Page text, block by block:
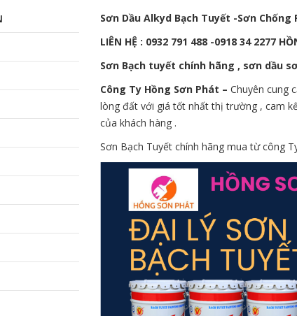
Sơn Dầu Alkyd Bạch Tuyết -Sơn
LIÊN HỆ : 0932 791 488 -0918 34 2277
Sơn Bạch tuyết chính hãng , sơn dầu
Công Ty Hồng Sơn Phát – Chuyên cung
lòng đất với giá tốt nhất thị trường , cam
của khách hàng .
Sơn Bạch Tuyết chính hãng mua từ công